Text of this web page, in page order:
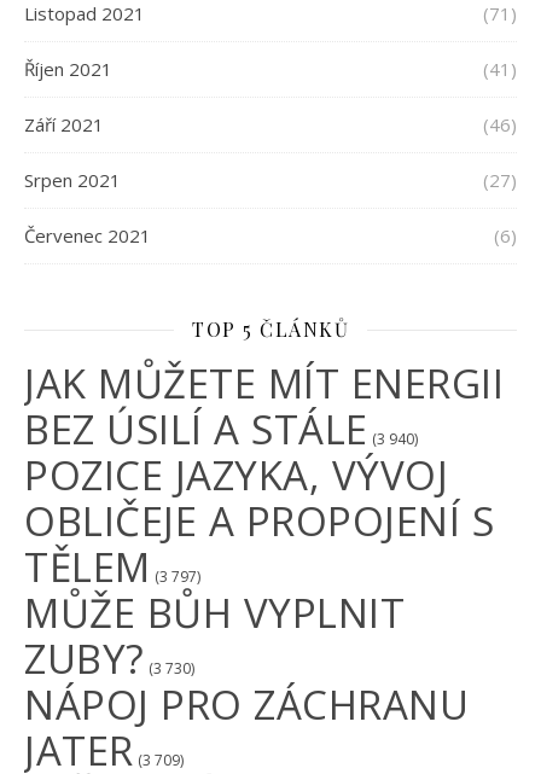
Listopad 2021 (71)
Říjen 2021 (41)
Září 2021 (46)
Srpen 2021 (27)
Červenec 2021 (6)
TOP 5 ČLÁNKŮ
JAK MŮŽETE MÍT ENERGII
BEZ ÚSILÍ A STÁLE (3 940)
POZICE JAZYKA, VÝVOJ
OBLIČEJE A PROPOJENÍ S
TĚLEM (3 797)
MŮŽE BŮH VYPLNIT
ZUBY? (3 730)
NÁPOJ PRO ZÁCHRANU
JATER (3 709)